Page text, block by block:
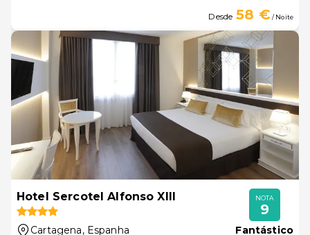
Desde 58 €/ Noite
Hotel Sercotel Alfonso XIII
Cartagena, Espanha
NOTA
9
Fantástico